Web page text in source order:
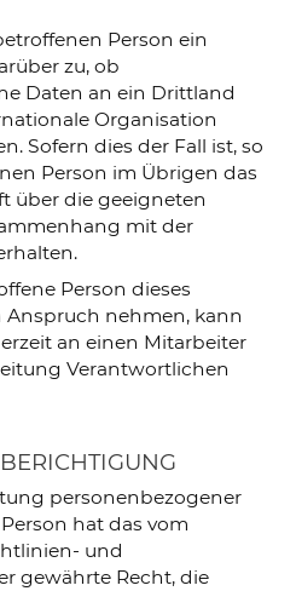
Person ein
zu, ob
Daten an ein Drittland
Organisation
Sofern dies der Fall ist, so
Person im Übrigen das
über die geeigneten
mit der
Person dieses
nehmen, kann
an einen Mitarbeiter
Verantwortlichen
personenbezogener
hat das vom
und
gewährte Recht, die